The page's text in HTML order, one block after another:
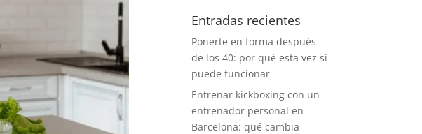
Entradas recientes
Ponerte en forma después
de los 40: por qué esta vez sí
puede funcionar
Entrenar kickboxing con un
entrenador personal en
Barcelona: qué cambia